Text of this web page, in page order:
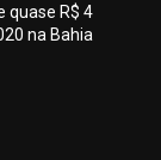
quase R$ 4
na Bahia